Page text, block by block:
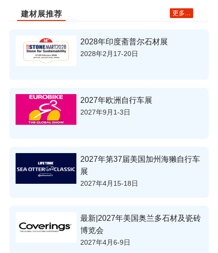
建材展推荐 更多...
2028年印度斋普尔石材展
2028年2月17-20日
2027年欧洲自行车展
2027年9月1-3日
2027年第37届美国加州海獭自行车
展
2027年4月15-18日
最新|2027年美国奥兰多石材及瓷砖
博览会
2027年4月6-9日